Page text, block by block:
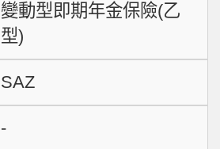
變動型即期年金保險(乙
型)
SAZ
-